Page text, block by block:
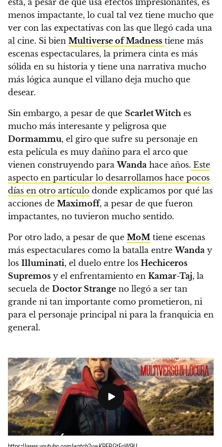
esta, a pesar de que usa efectos impresionantes, es
menos impactante, lo cual tal vez tiene mucho que
ver con las expectativas con las que llegó cada una
al cine. Si bien Multiverse of Madness tiene más
escenas espectaculares, la primera cinta es más
sólida en su historia y tiene una narrativa mucho
más lógica aunque el villano deja mucho que
desear.
Sin embargo, a pesar de que Scarlet Witches
mucho más interesante y peligrosa que
Dormammu, el giro que sufre su personaje en
esta película es muy dañino para el arco que
vienen construyendo paraWanda hace años. Este
aspecto en particular lo desarrollamos hace pocos
días en otro artículo donde explicamos por qué las
acciones de Maximoff, a pesar de que fueron
impactantes, no tuvieron mucho sentido.
Por otro lado, a pesar de que MoM tiene escenas
más espectaculares como la batalla entreWanda y
los Illuminati, el duelo entre los Hechiceros
Supremos y el enfrentamiento en Kamar-Taj, la
secuela de Doctor Strange no llegó a ser tan
grande ni tan importante como prometieron, ni
para el personaje principal ni para la franquicia en
general.